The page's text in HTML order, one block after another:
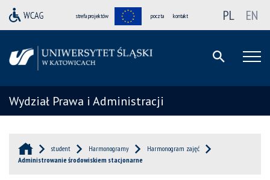
strefa projektów poczta kontakt PL EN
Wydział Prawa i Administracji
student Harmonogramy
Harmonogram zajęć
Administrowanie środowiskiem stacjonarne